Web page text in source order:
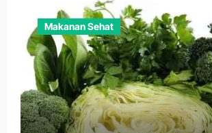
Makanan Sehat